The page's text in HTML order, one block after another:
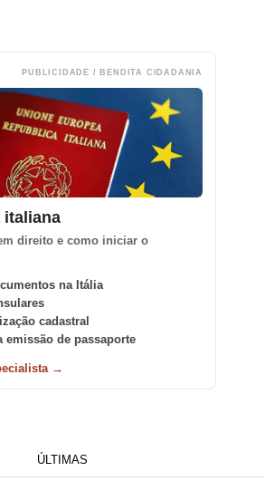
PUBLICIDADE / BENDITA CIDADANIA
italiana
direito e como iniciar o
na Itália
cadastral
emissão de passaporte
→
ÚLTIMAS